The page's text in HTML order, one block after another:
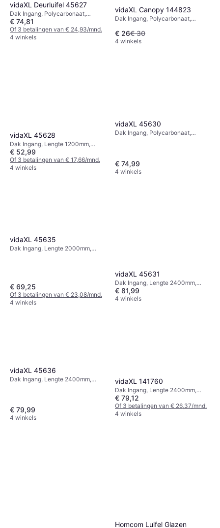
vidaXL Deurluifel 45627
Dak Ingang, Polycarbonaat,
Lengte 2000mm, Breedte
1000mm, Hoogte 5mm,
Transparant, Zwart
€ 74,81
Of 3 betalingen van € 24,93/mnd.
4 winkels
vidaXL Canopy 144823
Dak Ingang, Polycarbonaat,
Zwart
€ 26€ 30
4 winkels
vidaXL 45628
Dak Ingang, Lengte 1200mm,
Breedte 1000mm, Hoogte 5mm,
Gewicht 4.2kgGrijs, Transparant
€ 52,99
Of 3 betalingen van € 17,66/mnd.
4 winkels
vidaXL 45630
Dak Ingang, Polycarbonaat,
€ 74,99
4 winkels
vidaXL 45635
Dak Ingang, Lengte 2000mm,
€ 69,25
Of 3 betalingen van € 23,08/mnd.
4 winkels
vidaXL 45631
Dak Ingang, Lengte 2400mm,
Breedte 1000mm, Hoogte 5mm,
Gewicht 6.9kgGrijs, Transparant
€ 81,99
4 winkels
vidaXL 45636
Dak Ingang, Lengte 2400mm,
€ 79,99
4 winkels
vidaXL 141760
Dak Ingang, Lengte 2400mm,
Breedte 1000mm, Hoogte 5mm,
Gewicht 7kgWit, Zwart,
Transparant
€ 79,12
Of 3 betalingen van € 26,37/mnd.
4 winkels
Homcom Luifel Glazen